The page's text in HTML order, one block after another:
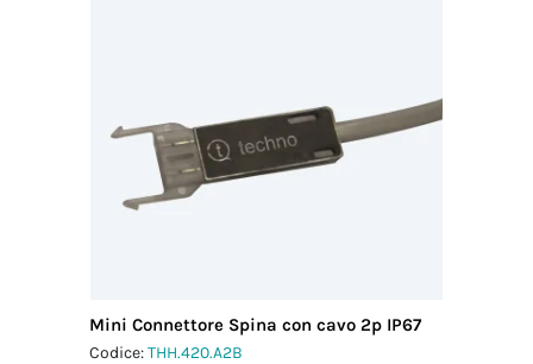
Mini Connettore Spina con cavo 2p IP67
Codice:THH.420.A2B